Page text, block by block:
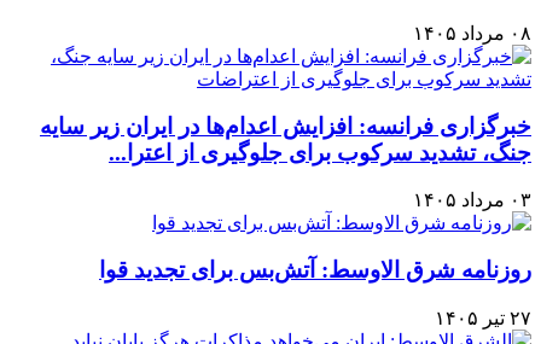
۰۸ مرداد ۱۴۰۵
خبرگزاری فرانسه: افزایش اعدام‌ها در ایران زیر سایه
جنگ، تشدید سرکوب برای جلوگیری از اعترا...
۰۳ مرداد ۱۴۰۵
روزنامه شرق الاوسط: آتش‌بس برای تجدید قوا
۲۷ تیر ۱۴۰۵